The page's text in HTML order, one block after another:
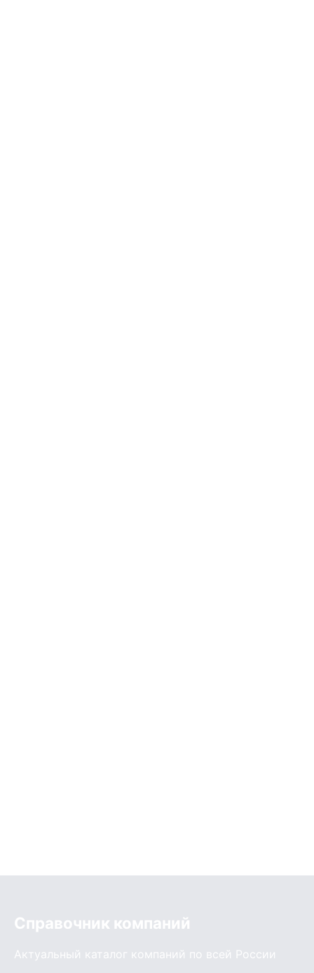
Справочник компаний
Актуальный каталог компаний по всей России